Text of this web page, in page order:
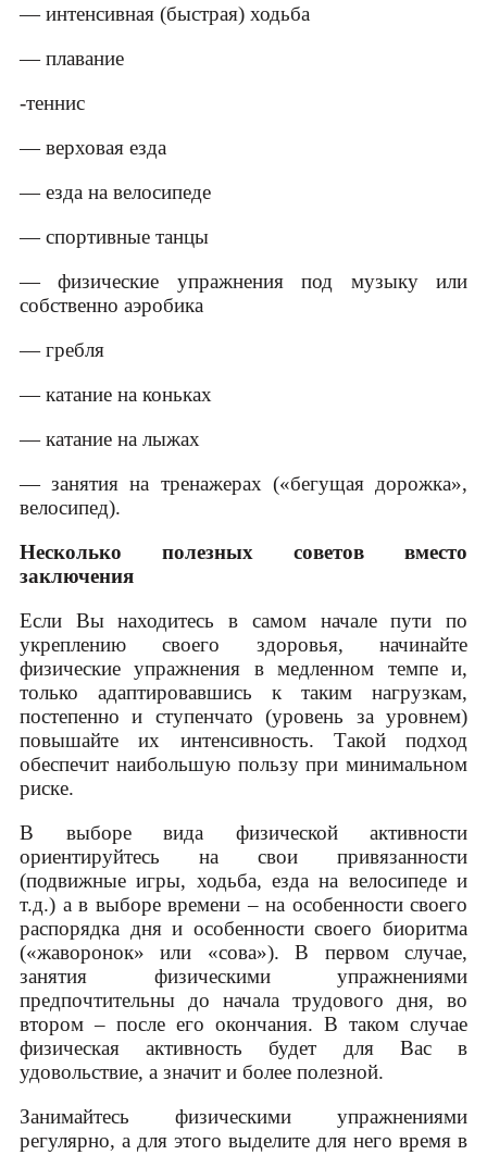
— интенсивная (быстрая) ходьба
— плавание
-теннис
— верховая езда
— езда на велосипеде
— спортивные танцы
— физические упражнения под музыку или
собственно аэробика
— гребля
— катание на коньках
— катание на лыжах
— занятия на тренажерах («бегущая дорожка»,
велосипед).
Несколько полезных советов вместо
заключения
Если Вы находитесь в самом начале пути по
укреплению своего здоровья, начинайте
физические упражнения в медленном темпе и,
только адаптировавшись к таким нагрузкам,
постепенно и ступенчато (уровень за уровнем)
повышайте их интенсивность. Такой подход
обеспечит наибольшую пользу при минимальном
риске.
В выборе вида физической активности
ориентируйтесь на свои привязанности
(подвижные игры, ходьба, езда на велосипеде и
т.д.) а в выборе времени – на особенности своего
распорядка дня и особенности своего биоритма
(«жаворонок» или «сова»). В первом случае,
занятия физическими упражнениями
предпочтительны до начала трудового дня, во
втором – после его окончания. В таком случае
физическая активность будет для Вас в
удовольствие, а значит и более полезной.
Занимайтесь физическими упражнениями
регулярно, а для этого выделите для него время в